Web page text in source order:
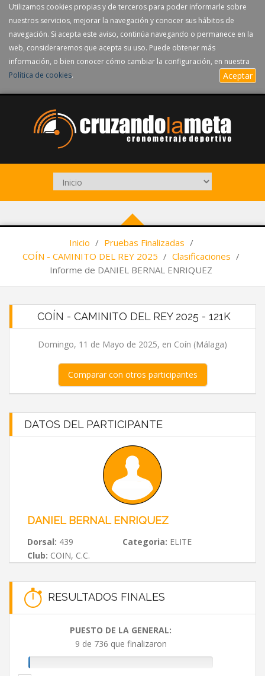
Utilizamos cookies propias y de terceros para poder informarle sobre
nuestros servicios, mejorar la navegación y conocer sus hábitos de
navegación. Si acepta este aviso, continúa navegando o permanece en la
web, consideraremos que acepta su uso. Puede obtener más
información, o bien conocer cómo cambiar la configuración, en nuestra
Política de cookies. Aceptar
Inicio / Pruebas Finalizadas /
COÍN - CAMINITO DEL REY 2025 / Clasificaciones /
Informe de DANIEL BERNAL ENRIQUEZ
COÍN - CAMINITO DEL REY 2025 - 121K
Domingo, 11 de Mayo de 2025, en Coín (Málaga)
Comparar con otros participantes
DATOS DEL PARTICIPANTE
DANIEL BERNAL ENRIQUEZ
Dorsal: 439 Categoria: ELITE
Club: COIN, C.C.
RESULTADOS FINALES
PUESTO DE LA GENERAL:
9 de 736 que finalizaron